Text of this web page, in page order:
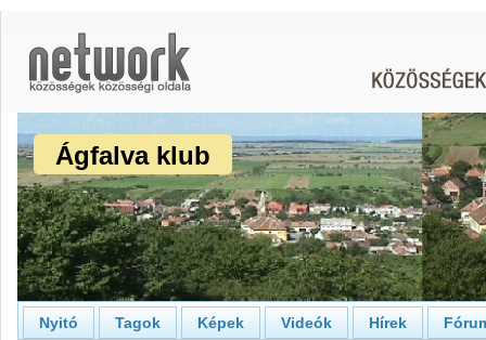
Ágfalva klub
Nyitó Tagok Képek Videók Hírek